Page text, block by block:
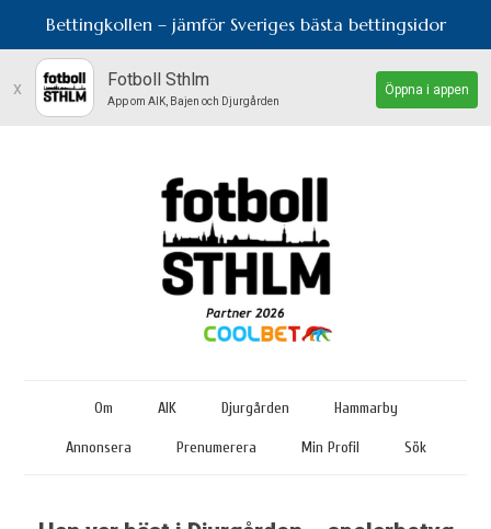
Bettingkollen – jämför Sveriges bästa bettingsidor
x Fotboll Sthlm
App om AIK, Bajen och Djurgården
Öppna i appen
Om AIK Djurgården Hammarby
Annonsera Prenumerera Min Profil Sök